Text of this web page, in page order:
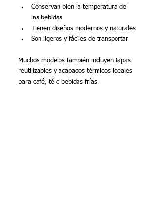
Conservan bien la temperatura de
las bebidas
Tienen diseños modernos y naturales
Son ligeros y fáciles de transportar
Muchos modelos también incluyen tapas
reutilizables y acabados térmicos ideales
para café, té o bebidas frías.